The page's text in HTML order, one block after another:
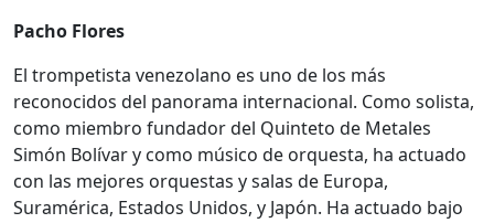
Pacho Flores
El trompetista venezolano es uno de los más
reconocidos del panorama internacional. Como solista,
como miembro fundador del Quinteto de Metales
Simón Bolívar y como músico de orquesta, ha actuado
con las mejores orquestas y salas de Europa,
Suramérica, Estados Unidos, y Japón. Ha actuado bajo